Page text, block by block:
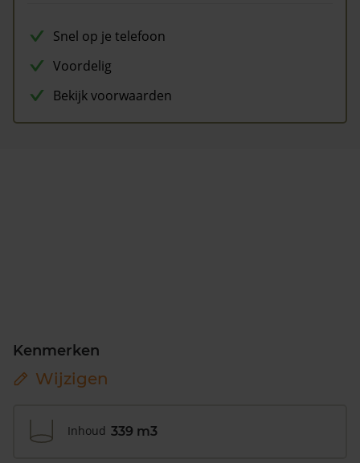
Snel op je telefoon
Voordelig
Bekijk voorwaarden
Kenmerken
Wijzigen
Inhoud 339 m3